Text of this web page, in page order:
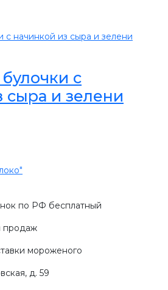
с
сыра и зелени
по РФ бесплатный
продаж
мороженого
д. 59